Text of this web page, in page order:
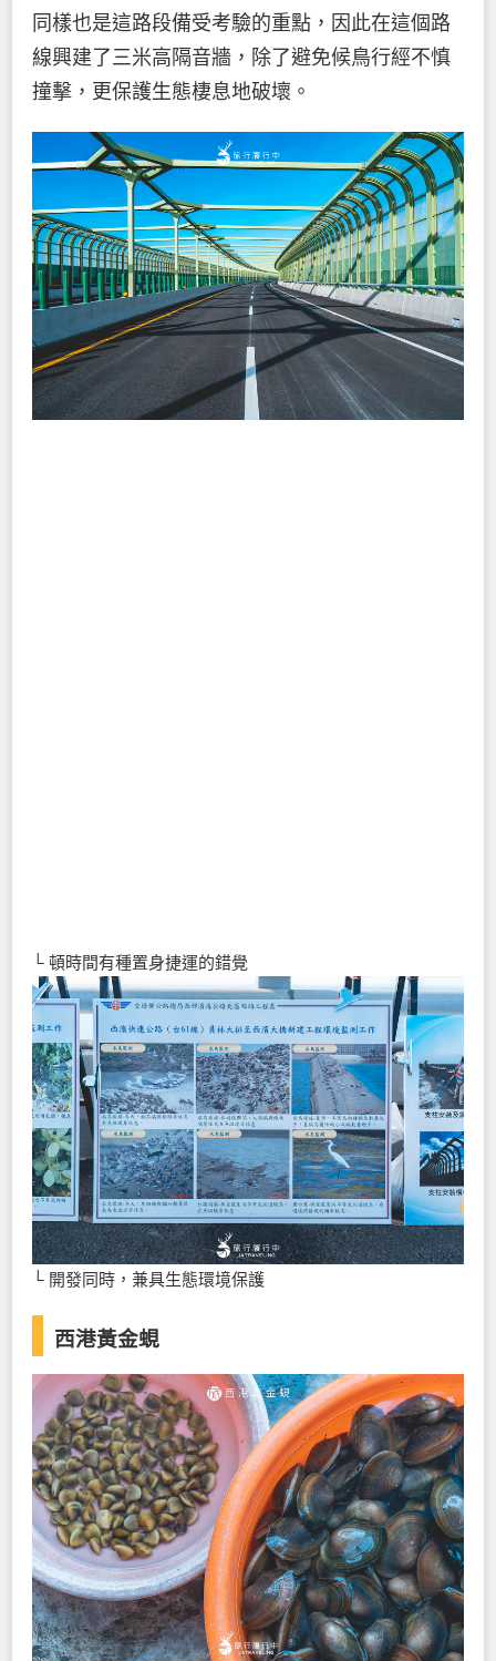
同樣也是這路段備受考驗的重點，因此在這個路
線興建了三米高隔音牆，除了避免候鳥行經不慎
撞擊，更保護生態棲息地破壞。
└ 頓時間有種置身捷運的錯覺
└ 開發同時，兼具生態環境保護
西港黃金蜆